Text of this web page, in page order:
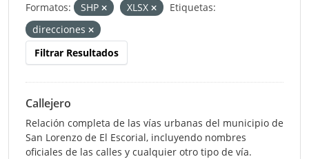
Formatos: SHP XLSX
Etiquetas:
direcciones
Filtrar Resultados
Callejero
Relación completa de las vías urbanas del municipio de
San Lorenzo de El Escorial, incluyendo nombres
oficiales de las calles y cualquier otro tipo de vía.